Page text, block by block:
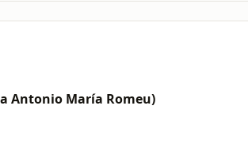
Antonio María Romeu)